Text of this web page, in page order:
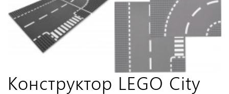
Конструктор LEGO City